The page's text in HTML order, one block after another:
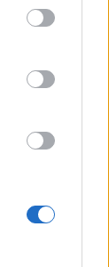
en la
Google
but
click to
Google
—
el que
pasado